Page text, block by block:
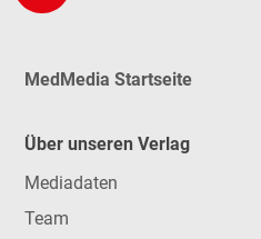
MedMedia Startseite
Über unseren Verlag
Mediadaten
Team